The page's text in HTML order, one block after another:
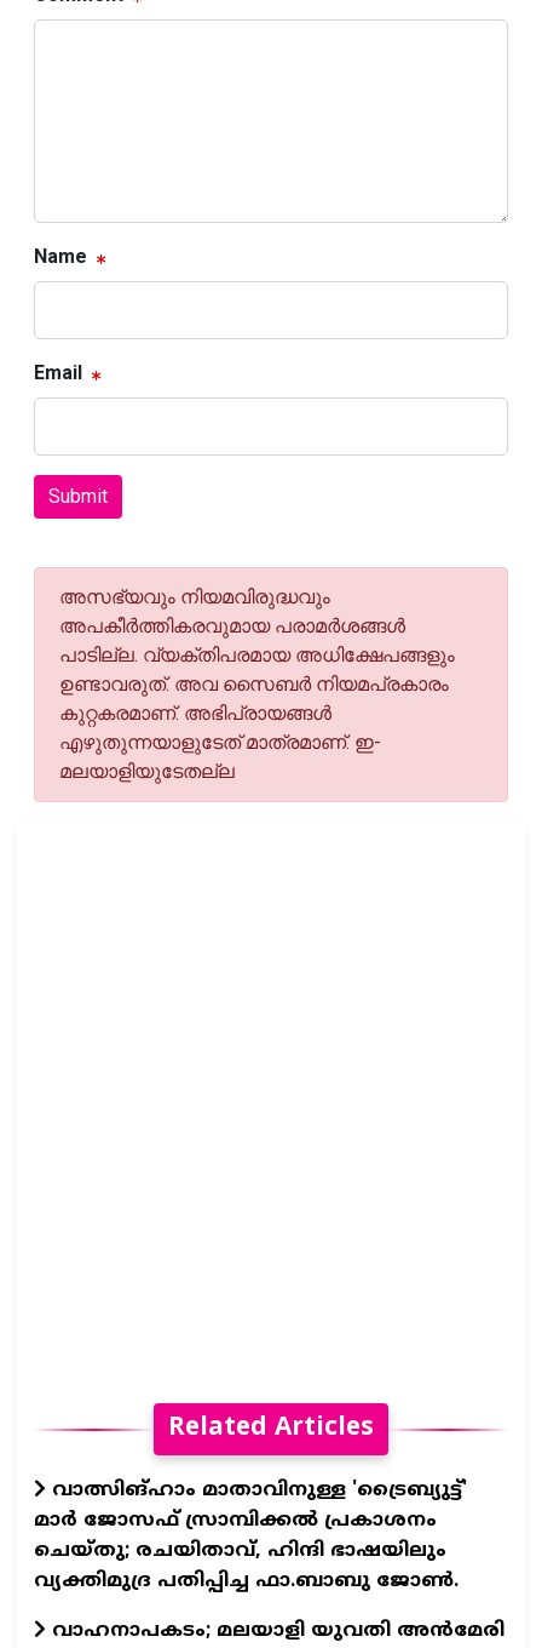
Name
Email
Submit
അസഭ്യവും നിയമവിരുദ്ധവും
അപകീര്‍ത്തികരവുമായ പരാമര്‍ശങ്ങള്‍
പാടില്ല. വ്യക്തിപരമായ അധിക്ഷേപങ്ങളും
ഉണ്ടാവരുത്. അവ സൈബര്‍ നിയമപ്രകാരം
കുറ്റകരമാണ്. അഭിപ്രായങ്ങള്‍
എഴുതുന്നയാളുടേത് മാത്രമാണ്. ഇ-
മലയാളിയുടേതല്ല
Related Articles
വാത്സിങ്ഹാം മാതാവിനുള്ള 'ട്രൈബ്യുട്ട്'
മാര്‍ ജോസഫ് സ്രാമ്പിക്കല്‍ പ്രകാശനം
ചെയ്തു; രചയിതാവ്, ഹിന്ദി ഭാഷയിലും
വ്യക്തിമുദ്ര പതിപ്പിച്ച ഫാ.ബാബു ജോണ്‍.
വാഹനാപകടം; മലയാളി യുവതി അൻമേരി